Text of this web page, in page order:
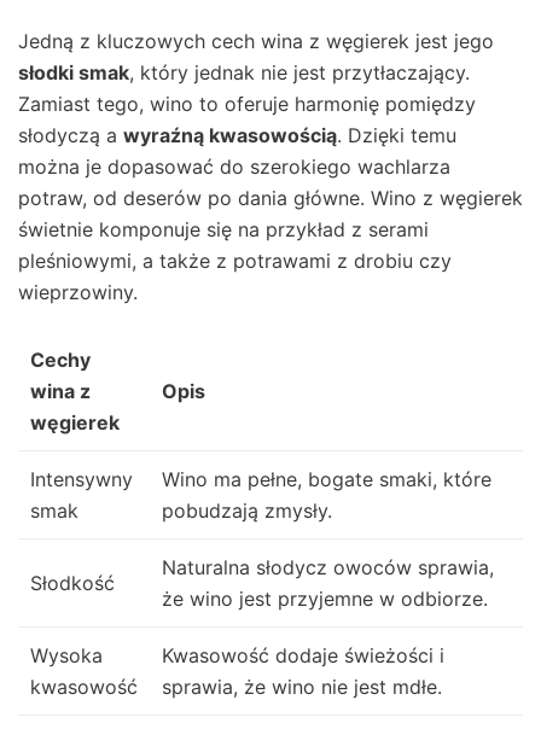
Jedną z kluczowych cech wina z węgierek jest jego
słodki smak, który jednak nie jest przytłaczający.
Zamiast tego, wino to oferuje harmonię pomiędzy
słodyczą a wyraźną kwasowością. Dzięki temu
można je dopasować do szerokiego wachlarza
potraw, od deserów po dania główne. Wino z węgierek
świetnie komponuje się na przykład z serami
pleśniowymi, a także z potrawami z drobiu czy
wieprzowiny.
Cechy
wina z
węgierek
Opis
Intensywny
smak
Wino ma pełne, bogate smaki, które
pobudzają zmysły.
Słodkość
Naturalna słodycz owoców sprawia,
że wino jest przyjemne w odbiorze.
Wysoka
kwasowość
Kwasowość dodaje świeżości i
sprawia, że wino nie jest mdłe.